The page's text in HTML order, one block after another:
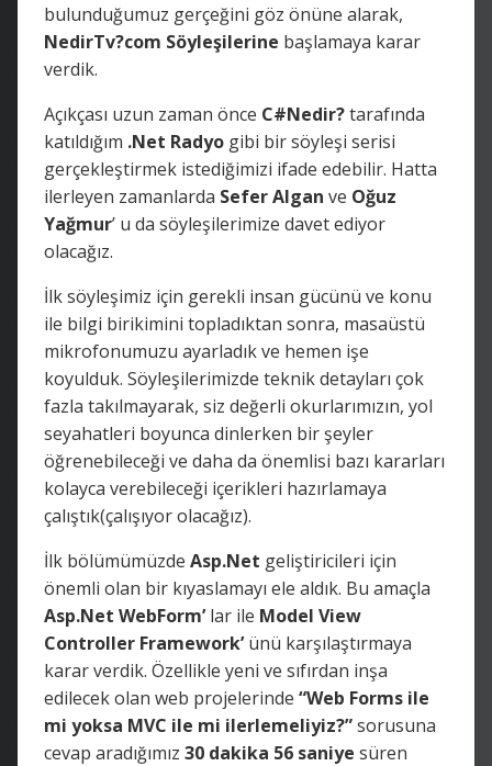
bulunduğumuz gerçeğini göz önüne alarak,
NedirTv?com Söyleşilerine başlamaya karar
verdik.
Açıkçası uzun zaman önce C#Nedir?tarafında
katıldığım .Net Radyo gibi bir söyleşi serisi
gerçekleştirmek istediğimizi ifade edebilir. Hatta
ilerleyen zamanlarda Sefer Algan ve Oğuz
Yağmur’ u da söyleşilerimize davet ediyor
olacağız.
İlk söyleşimiz için gerekli insan gücünü ve konu
ile bilgi birikimini topladıktan sonra, masaüstü
mikrofonumuzu ayarladık ve hemen işe
koyulduk. Söyleşilerimizde teknik detayları çok
fazla takılmayarak, siz değerli okurlarımızın, yol
seyahatleri boyunca dinlerken bir şeyler
öğrenebileceği ve daha da önemlisi bazı kararları
kolayca verebileceği içerikleri hazırlamaya
çalıştık(çalışıyor olacağız).
İlk bölümümüzde Asp.Net geliştiricileri için
önemli olan bir kıyaslamayı ele aldık. Bu amaçla
Asp.Net WebForm’lar ile Model View
Controller Framework’ünü karşılaştırmaya
karar verdik. Özellikle yeni ve sıfırdan inşa
edilecek olan web projelerinde “Web Forms ile
mi yoksa MVC ile mi ilerlemeliyiz?”sorusuna
cevap aradığımız 30 dakika 56 saniye süren